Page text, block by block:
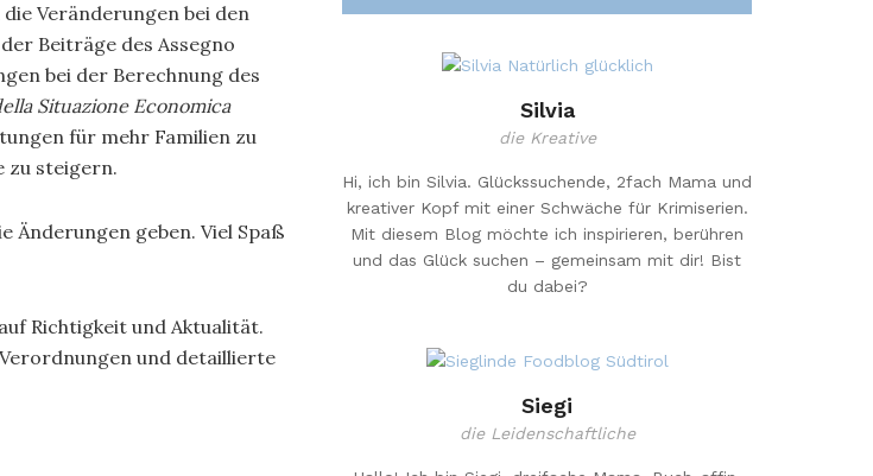
Veränderungen bei den
Beiträge des Assegno
bei der Berechnung des
Situazione Economica
für mehr Familien zu
zu steigern.
geben. Viel Spaß
Richtigkeit und Aktualität.
und detaillierte
Silvia
die Kreative
Hi, ich bin Silvia. Glückssuchende, 2fach Mama und
kreativer Kopf mit einer Schwäche für Krimiserien.
Mit diesem Blog möchte ich inspirieren, berühren
und das Glück suchen – gemeinsam mit dir! Bist
du dabei?
Siegi
die Leidenschaftliche